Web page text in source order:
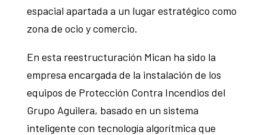
espacial apartada a un lugar estratégico como
zona de ocio y comercio.
En esta reestructuración Mican ha sido la
empresa encargada de la instalación de los
equipos de Protección Contra Incendios del
Grupo Aguilera, basado en un sistema
inteligente con tecnología algorítmica que